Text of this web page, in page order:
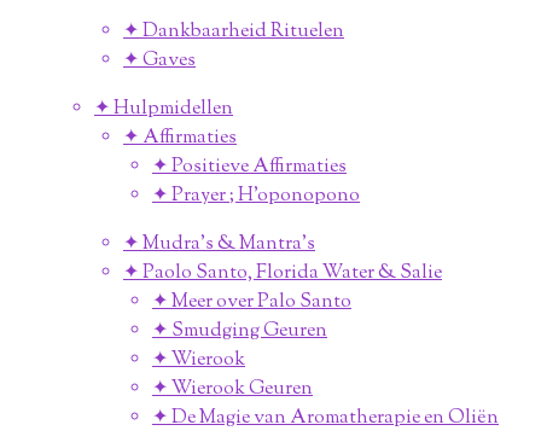
✦ Dankbaarheid Rituelen
✦ Gaves
✦ Hulpmidellen
✦ Affirmaties
✦ Positieve Affirmaties
✦ Prayer ; H'oponopono
✦ Mudra's & Mantra's
✦ Paolo Santo, Florida Water & Salie
✦ Meer over Palo Santo
✦ Smudging Geuren
✦ Wierook
✦ Wierook Geuren
✦ De Magie van Aromatherapie en Oliën